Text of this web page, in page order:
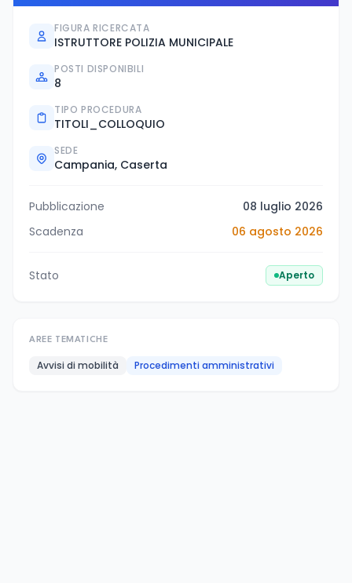
FIGURA RICERCATA
ISTRUTTORE POLIZIA MUNICIPALE
POSTI DISPONIBILI
8
TIPO PROCEDURA
TITOLI_COLLOQUIO
SEDE
Campania, Caserta
Pubblicazione
08 luglio 2026
Scadenza
06 agosto 2026
Stato Aperto
AREE TEMATICHE
Avvisi di mobilità Procedimenti amministrativi